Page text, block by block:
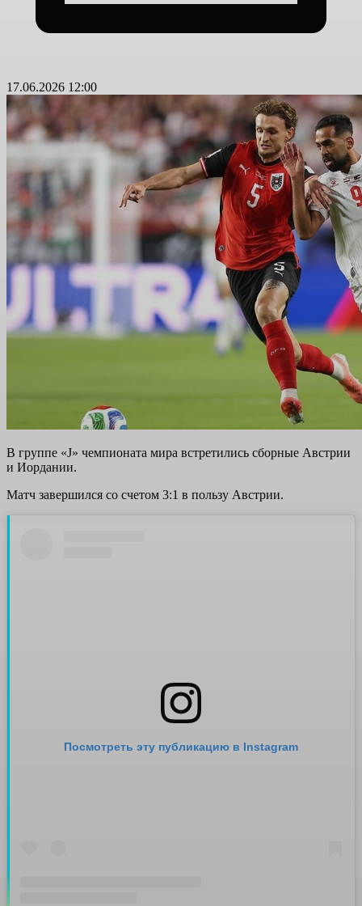
17.06.2026 12:00
В группе «J» чемпионата мира встретились сборные Австрии
и Иордании.
Матч завершился со счетом 3:1 в пользу Австрии.
Посмотреть эту публикацию в Instagram